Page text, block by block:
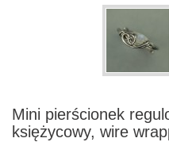
Mini pierścionek
księżycowy, wire